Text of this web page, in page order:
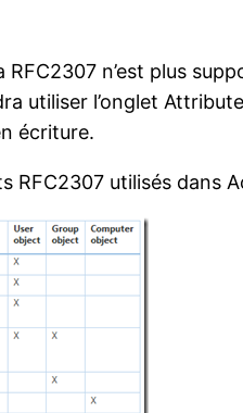
n’est plus
utiliser l’onglet
écriture.
RFC2307 utilisés dans